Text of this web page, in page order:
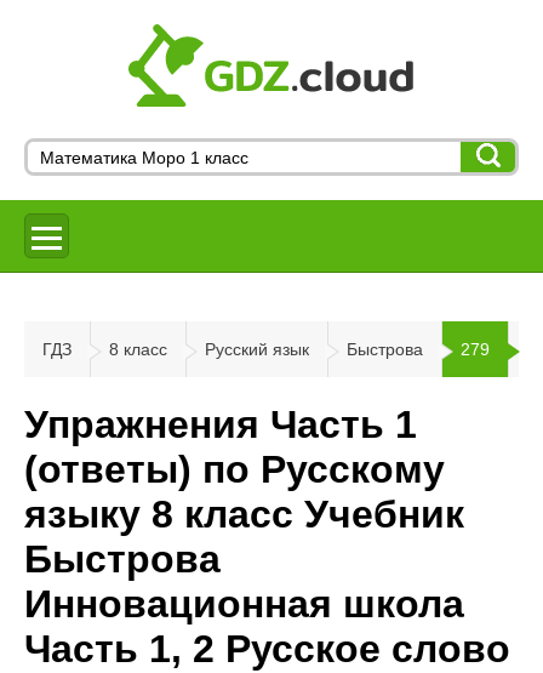
ГДЗ 8 класс Русский язык Быстрова 279
Упражнения Часть 1
(ответы) по Русскому
языку 8 класс Учебник
Быстрова
Инновационная школа
Часть 1, 2 Русское слово